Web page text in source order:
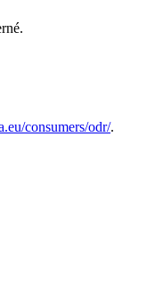
consumers/odr/.